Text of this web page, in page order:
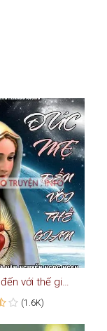
Đức mẹ đến với thế gian
(1.6K)